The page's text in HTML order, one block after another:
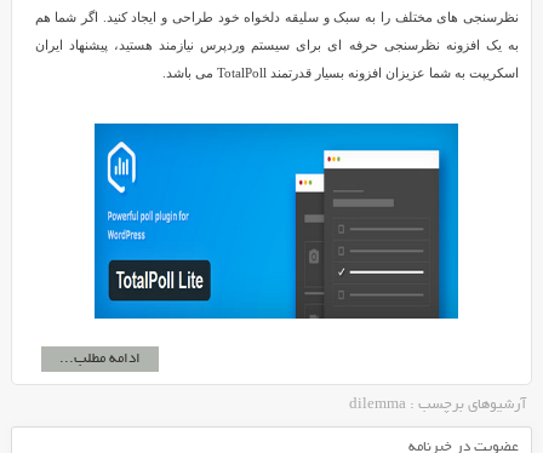
نظرسنجی های مختلف را به سبک و سلیقه دلخواه خود طراحی و ایجاد کنید. اگر شما هم
به یک افزونه نظرسنجی حرفه ای برای سیستم وردپرس نیازمند هستید، پیشنهاد ایران
اسکریپت به شما عزیزان افزونه بسیار قدرتمند TotalPoll می باشد.
ادامه مطلب...
آرشیوهای برچسب : dilemma
عضویت در خبرنامه